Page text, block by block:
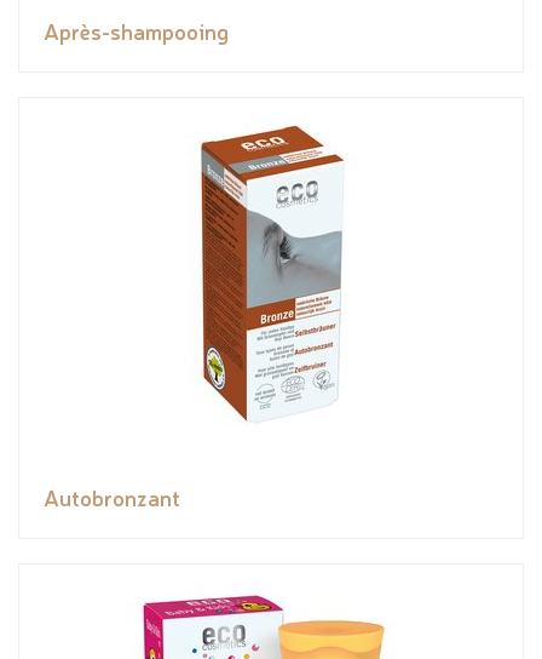
Après-shampooing
Autobronzant